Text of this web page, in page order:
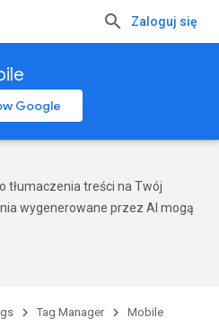
Zaloguj się
Google
tłumaczenia treści na Twój
wygenerowane przez AI mogą
Tag Manager
Mobile